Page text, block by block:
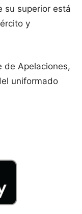
su superior está
y
de Apelaciones,
uniformado